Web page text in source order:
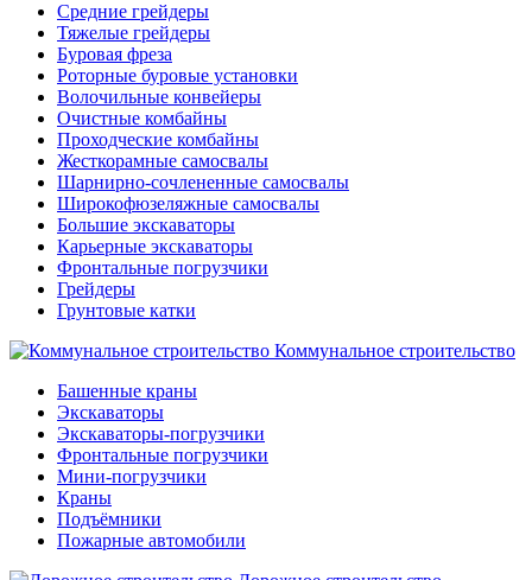
Средние грейдеры
Тяжелые грейдеры
Буровая фреза
Роторные буровые установки
Волочильные конвейеры
Очистные комбайны
Проходческие комбайны
Жесткорамные самосвалы
Шарнирно-сочлененные самосвалы
Широкофюзеляжные самосвалы
Большие экскаваторы
Карьерные экскаваторы
Фронтальные погрузчики
Грейдеры
Грунтовые катки
Коммунальное строительство
Башенные краны
Экскаваторы
Экскаваторы-погрузчики
Фронтальные погрузчики
Мини-погрузчики
Краны
Подъёмники
Пожарные автомобили